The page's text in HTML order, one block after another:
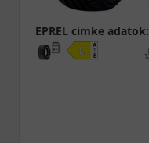
EPREL cimke adatok: